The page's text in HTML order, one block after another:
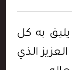
به كل
الذي